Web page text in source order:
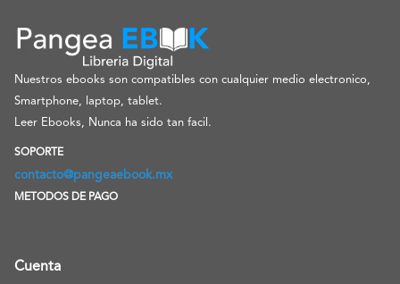
Nuestros ebooks son compatibles con cualquier medio electronico,
Smartphone, laptop, tablet.
Leer Ebooks, Nunca ha sido tan facil.
SOPORTE
contacto@pangeaebook.mx
METODOS DE PAGO
Cuenta